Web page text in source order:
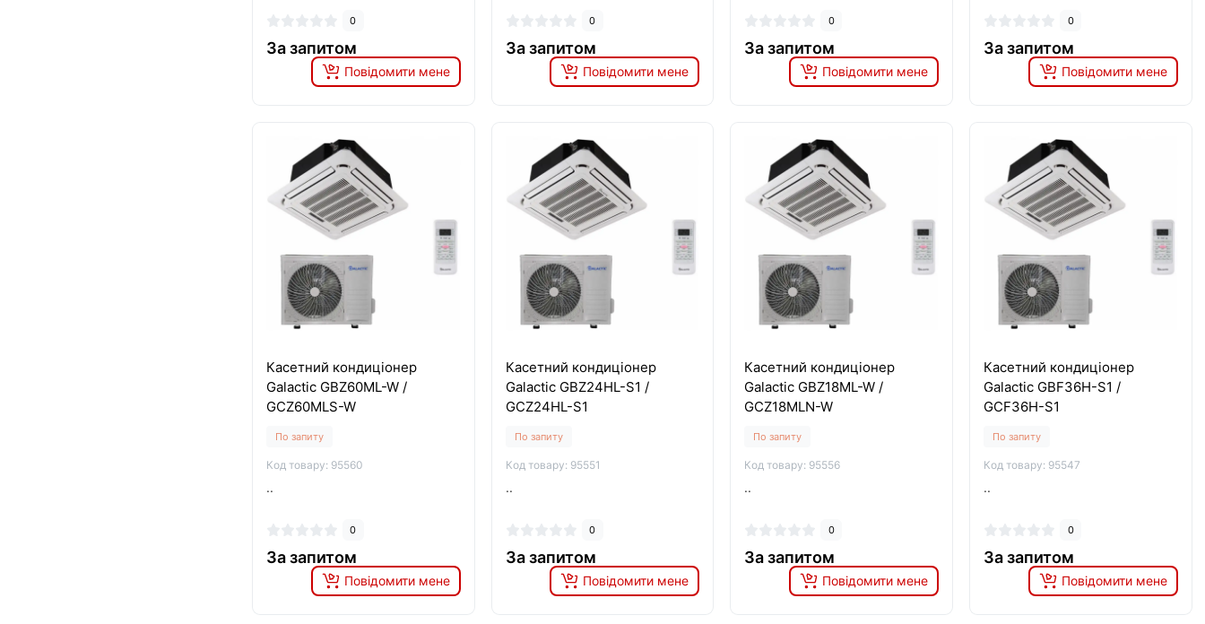
0
За запитом
Повідомити мене
0
За запитом
Повідомити мене
0
За запитом
Повідомити мене
0
За запитом
Повідомити мене
Касетний кондиціонер
Galactic GBZ60ML-W /
GCZ60MLS-W
По запиту
Код товару: 95560
..
0
За запитом
Повідомити мене
Касетний кондиціонер
Galactic GBZ24HL-S1 /
GCZ24HL-S1
По запиту
Код товару: 95551
..
0
За запитом
Повідомити мене
Касетний кондиціонер
Galactic GBZ18ML-W /
GCZ18MLN-W
По запиту
Код товару: 95556
..
0
За запитом
Повідомити мене
Касетний кондиціонер
Galactic GBF36H-S1 /
GCF36H-S1
По запиту
Код товару: 95547
..
0
За запитом
Повідомити мене